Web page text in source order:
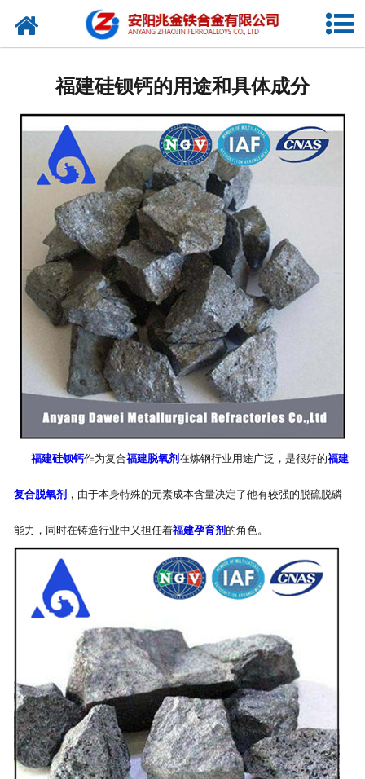
网站首页
产品中心
厂容厂貌
视频中心
联系我们
福建硅钡钙的用途和具体成分
福建硅钡钙作为复合福建脱氧剂在炼钢行业用途广泛，是很好的福建
复合脱氧剂 ，由于本身特殊的元素成本含量决定了他有较强的脱硫脱磷
能力，同时在铸造行业中又担任着福建孕育剂 的角色。